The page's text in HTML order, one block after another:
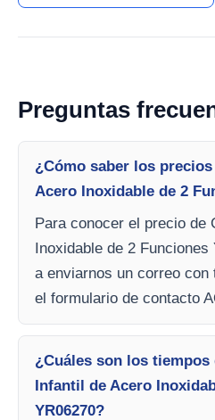
Preguntas
¿Cómo saber los
Acero Inoxidable de 2
Para conocer el precio de
Inoxidable de 2
a enviarnos un correo
el formulario de contacto
¿Cuáles son los tiempos
Infantil de Acero
YR06270?